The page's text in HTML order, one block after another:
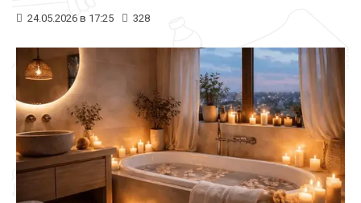
24.05.2026 в 17:25 328